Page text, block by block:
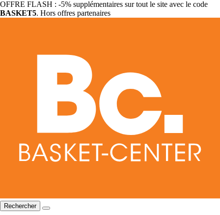
OFFRE FLASH : -5% supplémentaires sur tout le site avec le code
BASKET5. Hors offres partenaires
Rechercher